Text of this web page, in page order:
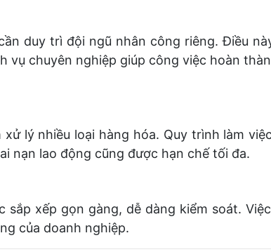
duy trì đội ngũ nhân công riêng. Điều
vụ chuyên nghiệp giúp công việc hoàn
lý nhiều loại hàng hóa. Quy trình làm
nạn lao động cũng được hạn chế tối đa.
xếp gọn gàng, dễ dàng kiểm soát.
của doanh nghiệp.